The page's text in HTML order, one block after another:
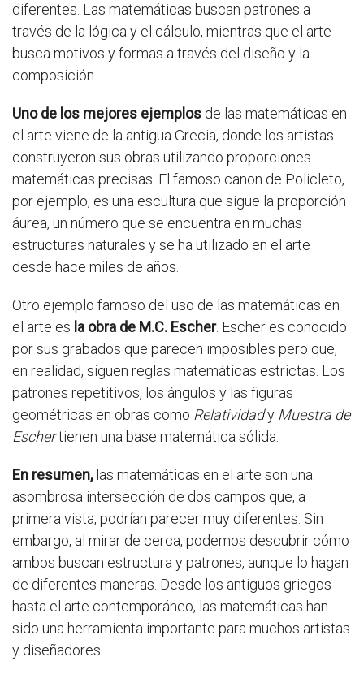
diferentes. Las matemáticas buscan patrones a
través de la lógica y el cálculo, mientras que el arte
busca motivos y formas a través del diseño y la
composición.
Uno de los mejores ejemplos de las matemáticas en
el arte viene de la antigua Grecia, donde los artistas
construyeron sus obras utilizando proporciones
matemáticas precisas. El famoso canon de Policleto,
por ejemplo, es una escultura que sigue la proporción
áurea, un número que se encuentra en muchas
estructuras naturales y se ha utilizado en el arte
desde hace miles de años.
Otro ejemplo famoso del uso de las matemáticas en
el arte es la obra de M.C. Escher. Escher es conocido
por sus grabados que parecen imposibles pero que,
en realidad, siguen reglas matemáticas estrictas. Los
patrones repetitivos, los ángulos y las figuras
geométricas en obras como Relatividady Muestra de
Eschertienen una base matemática sólida.
En resumen,las matemáticas en el arte son una
asombrosa intersección de dos campos que, a
primera vista, podrían parecer muy diferentes. Sin
embargo, al mirar de cerca, podemos descubrir cómo
ambos buscan estructura y patrones, aunque lo hagan
de diferentes maneras. Desde los antiguos griegos
hasta el arte contemporáneo, las matemáticas han
sido una herramienta importante para muchos artistas
y diseñadores.